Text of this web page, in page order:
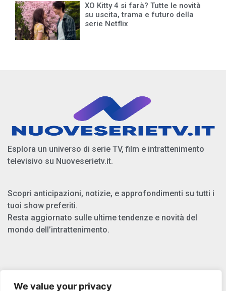
We value your privacy
XO Kitty 4 si farà? Tutte le novità
su uscita, trama e futuro della
serie Netflix
Esplora un universo di serie TV, film e intrattenimento
televisivo su Nuoveserietv.it.
Scopri anticipazioni, notizie, e approfondimenti su tutti i
tuoi show preferiti.
Resta aggiornato sulle ultime tendenze e novità del
mondo dell’intrattenimento.